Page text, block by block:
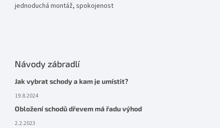
jednoduchá montáž, spokojenost
Návody zábradlí
Jak vybrat schody a kam je umístit?
19.8.2024
Obložení schodů dřevem má řadu výhod
2.2.2023